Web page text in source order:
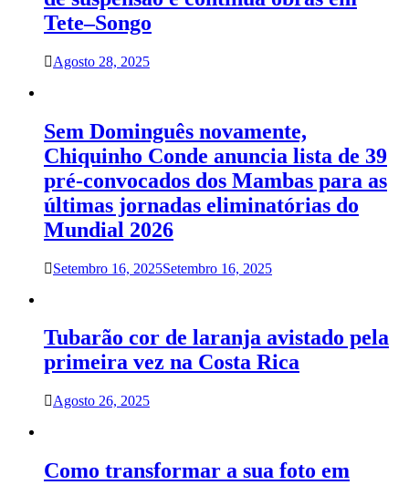
Tete–Songo
Agosto 28, 2025
Sem Dominguês novamente,
Chiquinho Conde anuncia lista de 39
pré-convocados dos Mambas para as
últimas jornadas eliminatórias do
Mundial 2026
Setembro 16, 2025Setembro 16, 2025
Tubarão cor de laranja avistado pela
primeira vez na Costa Rica
Agosto 26, 2025
Como transformar a sua foto em